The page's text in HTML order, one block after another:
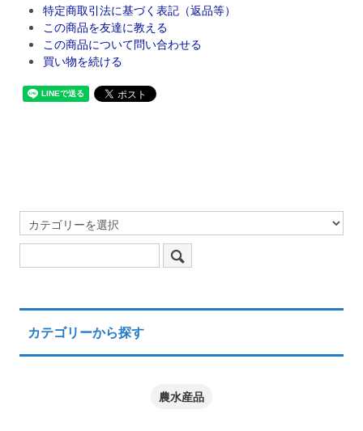
特定商取引法に基づく表記（返品等）
この商品を友達に教える
この商品について問い合わせる
買い物を続ける
カテゴリーから探す
農水産品